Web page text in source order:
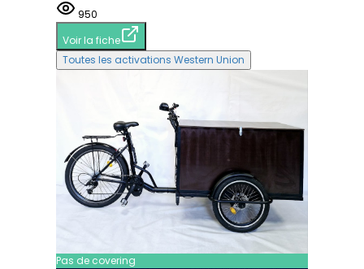
950
Voir la fiche
Toutes les activations Western Union
Pas de covering